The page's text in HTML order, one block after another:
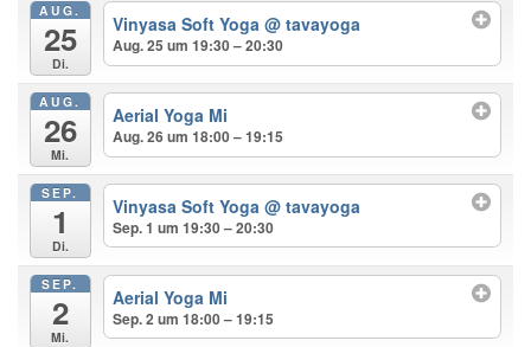
AUG.
25
Di.
Vinyasa Soft Yoga@ tavayoga
Aug. 25 um 19:30 – 20:30
AUG.
26
Mi.
Aerial Yoga Mi
Aug. 26 um 18:00 – 19:15
SEP.
1
Di.
Vinyasa Soft Yoga@ tavayoga
Sep. 1 um 19:30 – 20:30
SEP.
2
Mi.
Aerial Yoga Mi
Sep. 2 um 18:00 – 19:15